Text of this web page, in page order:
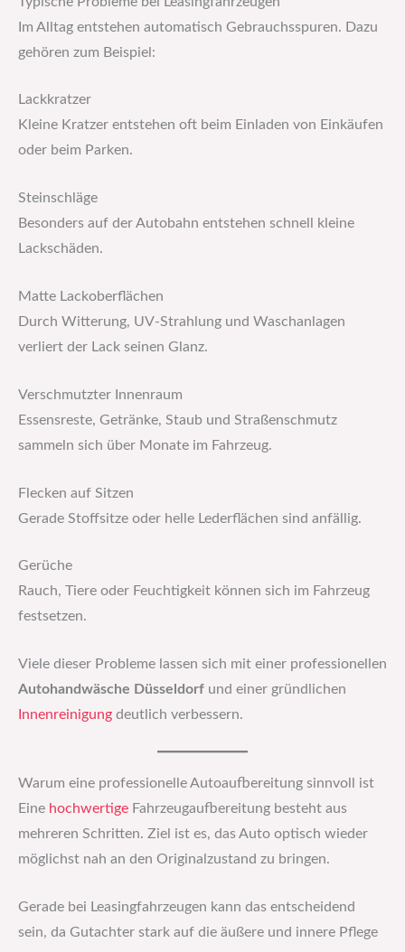
Im Alltag entstehen automatisch Gebrauchsspuren. Dazu
gehören zum Beispiel:
Lackkratzer
Kleine Kratzer entstehen oft beim Einladen von Einkäufen
oder beim Parken.
Steinschläge
Besonders auf der Autobahn entstehen schnell kleine
Lackschäden.
Matte Lackoberflächen
Durch Witterung, UV-Strahlung und Waschanlagen
verliert der Lack seinen Glanz.
Verschmutzter Innenraum
Essensreste, Getränke, Staub und Straßenschmutz
sammeln sich über Monate im Fahrzeug.
Flecken auf Sitzen
Gerade Stoffsitze oder helle Lederflächen sind anfällig.
Gerüche
Rauch, Tiere oder Feuchtigkeit können sich im Fahrzeug
festsetzen.
Viele dieser Probleme lassen sich mit einer professionellen
Autohandwäsche Düsseldorf und einer gründlichen
Innenreinigung deutlich verbessern.
Warum eine professionelle Autoaufbereitung sinnvoll ist
Eine hochwertige Fahrzeugaufbereitung besteht aus
mehreren Schritten. Ziel ist es, das Auto optisch wieder
möglichst nah an den Originalzustand zu bringen.
Gerade bei Leasingfahrzeugen kann das entscheidend
sein, da Gutachter stark auf die äußere und innere Pflege